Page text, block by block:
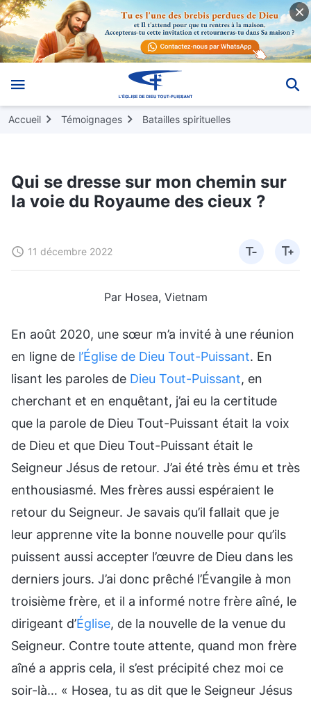
Accueil Témoignages Batailles spirituelles
Qui se dresse sur mon chemin sur
la voie du Royaume des cieux ?
11 décembre 2022
Par Hosea, Vietnam
En août 2020, une sœur m’a invité à une réunion
en ligne de l’Église de Dieu Tout-Puissant. En
lisant les paroles de Dieu Tout-Puissant, en
cherchant et en enquêtant, j’ai eu la certitude
que la parole de Dieu Tout-Puissant était la voix
de Dieu et que Dieu Tout-Puissant était le
Seigneur Jésus de retour. J’ai été très ému et très
enthousiasmé. Mes frères aussi espéraient le
retour du Seigneur. Je savais qu’il fallait que je
leur apprenne vite la bonne nouvelle pour qu’ils
puissent aussi accepter l’œuvre de Dieu dans les
derniers jours. J’ai donc prêché l’Évangile à mon
troisième frère, et il a informé notre frère aîné, le
dirigeant d’Église, de la nouvelle de la venue du
Seigneur. Contre toute attente, quand mon frère
aîné a appris cela, il s’est précipité chez moi ce
soir-là… « Hosea, tu as dit que le Seigneur Jésus